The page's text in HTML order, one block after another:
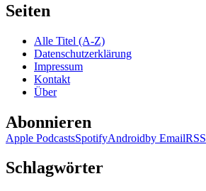
Seiten
Alle Titel (A-Z)
Datenschutzerklärung
Impressum
Kontakt
Über
Abonnieren
Apple PodcastsSpotifyAndroidby EmailRSS
Schlagwörter